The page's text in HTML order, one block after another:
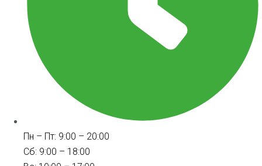
Пн – Пт: 9:00 – 20:00
Сб: 9:00 – 18:00